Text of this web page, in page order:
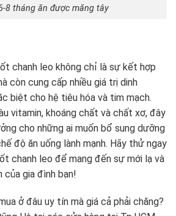
8 tháng ăn được măng tây
chanh leo không chỉ là sự kết hợp
còn cung cấp nhiều giá trị dinh
biệt cho hệ tiêu hóa và tim mạch.
vitamin, khoáng chất và chất xơ, đây
cho những ai muốn bổ sung dưỡng
độ ăn uống lành mạnh. Hãy thử ngay
chanh leo để mang đến sự mới lạ và
gia đình bạn!
ở đâu uy tín mà giá cả phải chăng?